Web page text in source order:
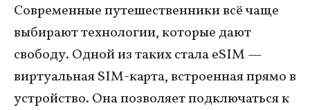
Современные путешественники всё чаще
выбирают технологии, которые дают
свободу. Одной из таких стала eSIM —
виртуальная SIM-карта, встроенная прямо в
устройство. Она позволяет подключаться к